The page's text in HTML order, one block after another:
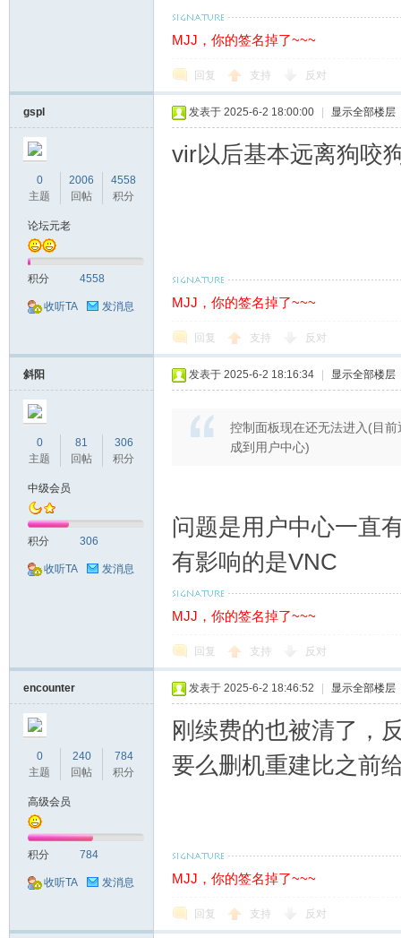
MJJ，你的签名掉了~~~
回复 支持 反对
gspl
0
主题
2006
回帖
4558
积分
论坛元老
积分 4558
收听TA 发消息
发表于 2025-6-2 18:00:00 显示全部楼层
vir以后基本远离狗咬
MJJ，你的签名掉了~~~
回复 支持 反对
斜阳
0
主题
81
回帖
306
积分
中级会员
积分 306
收听TA 发消息
发表于 2025-6-2 18:16:34 显示全部楼层
控制面板现在还无法进入(目
成到用户中心)
问题是用户中心一直
有影响的是VNC
MJJ，你的签名掉了~~~
回复 支持 反对
encounter
0
主题
240
回帖
784
积分
高级会员
积分 784
收听TA 发消息
发表于 2025-6-2 18:46:52 显示全部楼层
刚续费的也被清了，
要么删机重建比之前
MJJ，你的签名掉了~~~
回复 支持 反对